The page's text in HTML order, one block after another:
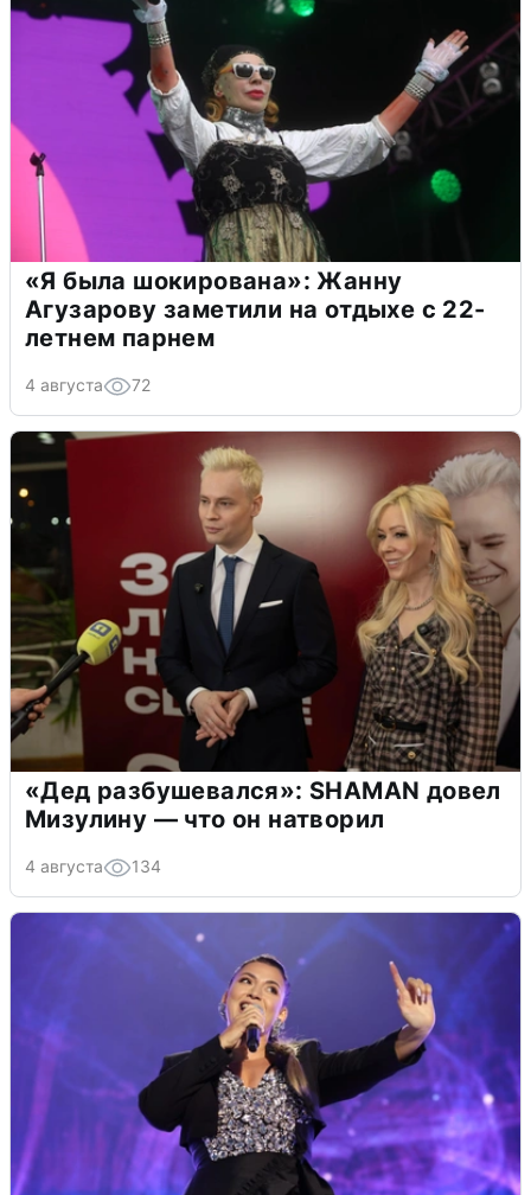
«Я была шокирована»: Жанну
Агузарову заметили на отдыхе с 22-
летнем парнем
4 августа 72
«Дед разбушевался»: SHAMAN довел
Мизулину — что он натворил
4 августа 134